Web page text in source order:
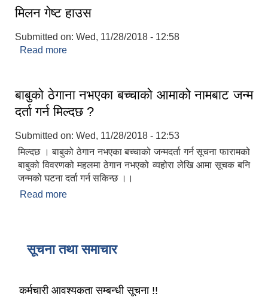
मिलन गेष्ट हाउस
Submitted on: Wed, 11/28/2018 - 12:58
Read more
बाबुको ठेगाना नभएका बच्चाको आमाको नामबाट जन्म
दर्ता गर्न मिल्दछ ?
Submitted on: Wed, 11/28/2018 - 12:53
मिल्दछ । बाबुको ठेगान नभएका बच्चाको जन्मदर्ता गर्न सूचना फारामको
बाबुको विवरणको महलमा ठेगान नभएको व्यहोरा लेखि आमा सूचक बनि
जन्मको घटना दर्ता गर्न सकिन्छ ।।
Read more
सूचना तथा समाचार
कर्मचारी आवश्यकता सम्बन्धी सूचना !!